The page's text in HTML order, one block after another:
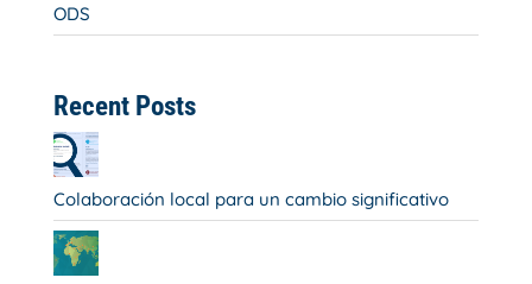
ODS
Recent Posts
Colaboración local para un cambio significativo